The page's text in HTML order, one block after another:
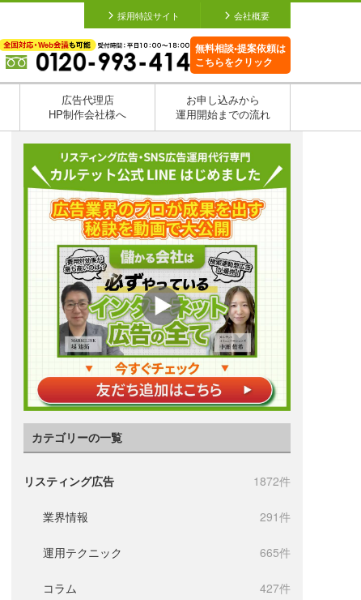
採用特設サイト 会社概要
無料相談•提案依頼は
こちらをクリック
広告代理店
HP制作会社様へ
お申し込みから
運用開始までの流れ
カテゴリーの一覧
リスティング広告 1872件
業界情報 291件
運用テクニック 665件
コラム 427件